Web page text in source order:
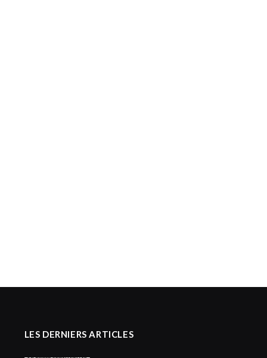
LES DERNIERS ARTICLES